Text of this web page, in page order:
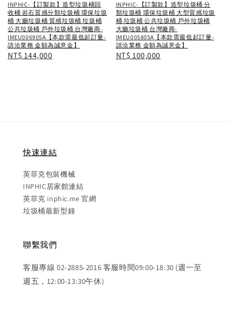
INPHIC-【訂製款】造型垃圾桶回
收桶 岩石質感分類垃圾桶 環保垃圾
桶 大廳垃圾桶 質感垃圾桶 垃圾桶
公共垃圾桶 戶外垃圾桶 台灣廠商-
IMEU006905A【本款需最低起訂量-
請洽業務 金額為誠意金】
Regular
NT$ 144,000
INPHIC-【訂製款】造型垃圾桶 分
類垃圾桶 環保垃圾桶 大型質感垃圾
桶 垃圾桶 公共垃圾桶 戶外垃圾桶
大廳垃圾桶 台灣廠商-
IMEU005805A【本款需最低起訂量-
請洽業務 金額為誠意金】
Regular
NT$ 100,000
快速連結
英菲克包裝機械
INPHIC居家館連結
英菲克 inphic.me 官網
垃圾桶最新型錄
聯繫我們
客服專線 02-2885-2016 客服時間09:00-18:30 (週一至
週五，12:00-13:30午休)